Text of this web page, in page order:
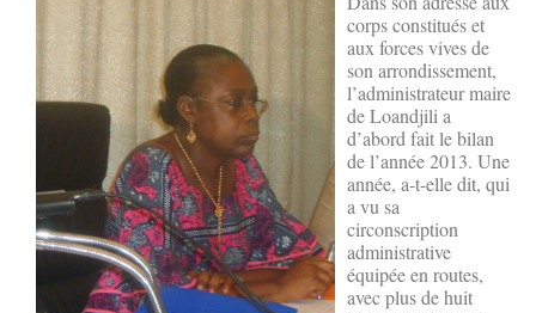
corps constitués et
aux forces vives de
son arrondissement,
l’administrateur maire
de Loandjili a
d’abord fait le bilan
de l’année 2013. Une
année, a-t-elle dit, qui
a vu sa
circonscription
administrative
équipée en routes,
avec plus de huit